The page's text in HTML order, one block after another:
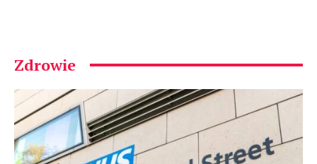
Zdrowie